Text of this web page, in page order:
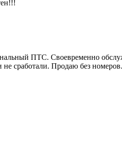
ПТС. Своевременно
сработали. Продаю без